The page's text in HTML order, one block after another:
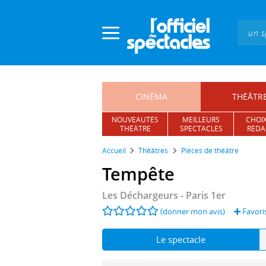
CINÉMA
NOUVEAUTÉS
THÉÂTRE
MEILLEURS
SPECTACLES
Accueil Théâtres Pièces de théâtre
Tempête
Les Déchargeurs - Paris 1er
(donner mon avis)
Le spectacle